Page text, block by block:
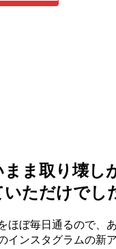
ま取り壊し
いただけでし
ほぼ毎日通るので、
インスタグラムの新